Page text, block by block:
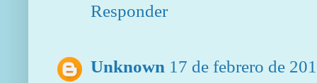
Responder
Unknown 17 de febrero de